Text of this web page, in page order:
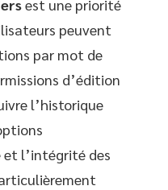
est une priorité
peuvent
par mot de
d’édition
l’historique
l’intégrité des